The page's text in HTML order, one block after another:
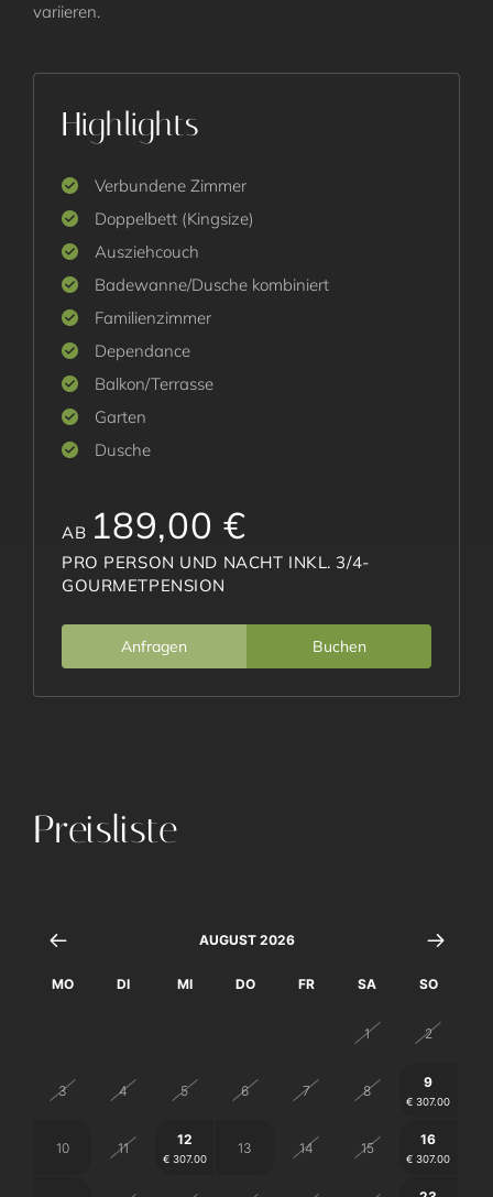
variieren.
Highlights
Verbundene Zimmer
Doppelbett (Kingsize)
Ausziehcouch
Badewanne/Dusche kombiniert
Familienzimmer
Dependance
Balkon/Terrasse
Garten
Dusche
AB 189,00 €
PRO PERSON UND NACHT INKL. 3/4-
GOURMETPENSION
Anfragen Buchen
Preisliste
AUGUST 2026
MO DI MI DO FR SA SO
1 2
3 4 5 6 7 8
9
€ 307.00
10 11
12
€ 307.00
13 14 15
16
€ 307.00